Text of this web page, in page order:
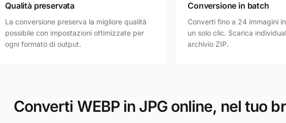
Qualità preservata
La conversione preserva la migliore qualità
possibile con impostazioni ottimizzate per
ogni formato di output.
Conversione in batch
Converti fino a 24 immagini
un solo clic. Scarica
archivio ZIP.
Converti WEBP in JPG online, nel tuo